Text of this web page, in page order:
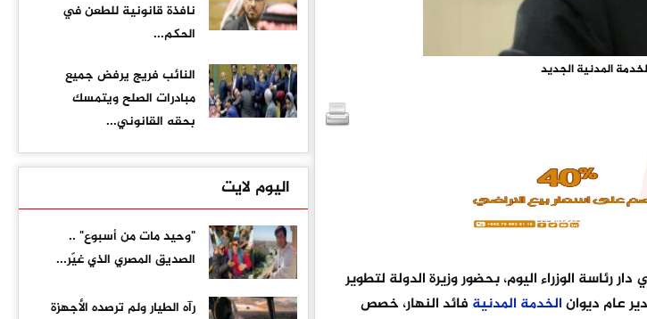
المدنية الجديد
الوزراء اليوم، بحضور وزيرة الدولة لتطوير
عام ديوانالخدمة المدنية فائد النهار، خصص
نافذة قانونية للطعن في
الحكم...
النائب فريج يرفض جميع
مبادرات الصلح ويتمسك
بحقه القانوني...
اليوم لايت
"وحيد مات من أسبوع" ..
الصديق المصري الذي غيّر...
رآه الطيار ولم ترصده الأجهزة